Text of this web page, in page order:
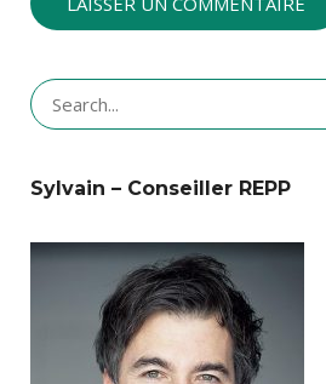
Search
for:
Sylvain – Conseiller REPP